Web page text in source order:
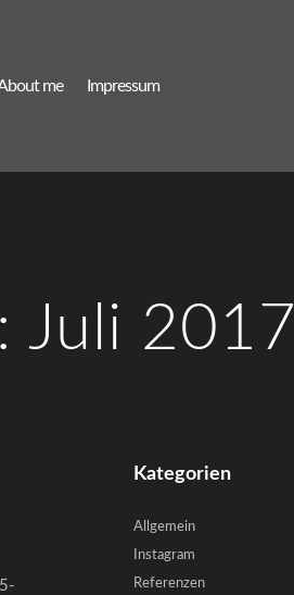
me Impressum
Juli 2017
Kategorien
Allgemein
Instagram
Referenzen